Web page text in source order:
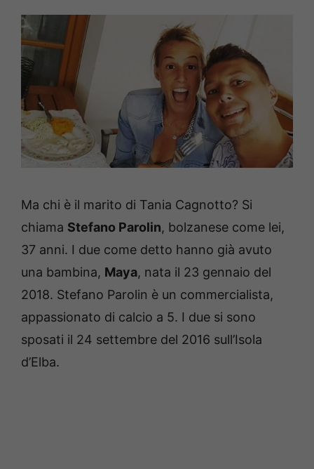
Ma chi è il marito di Tania Cagnotto? Si
chiama Stefano Parolin, bolzanese come lei,
37 anni. I due come detto hanno già avuto
una bambina, Maya, nata il 23 gennaio del
2018. Stefano Parolin è un commercialista,
appassionato di calcio a 5. I due si sono
sposati il 24 settembre del 2016 sull’Isola
d’Elba.